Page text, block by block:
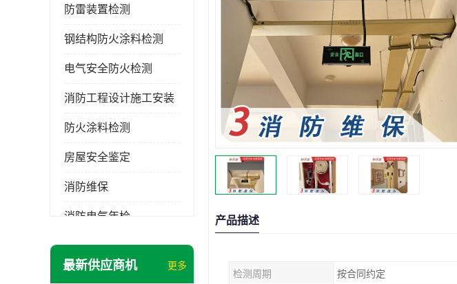
防雷装置检测
钢结构防火涂料检测
电气安全防火检测
消防工程设计施工安装
防火涂料检测
房屋安全鉴定
消防维保
消防电气年检
消防工程施工
最新供应商机 更多
产品描述
检测周期 按合同约定